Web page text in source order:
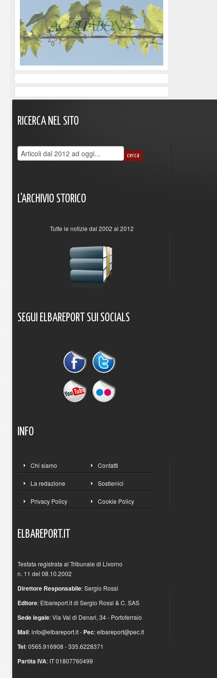
RICERCA NEL SITO
L'ARCHIVIO STORICO
Tutte le notizie dal 2002 al 2012
SEGUI ELBAREPORT SUI SOCIALS
INFO
Chi siamo Contatti
La redazione Sostienici
Privacy Policy Cookie Policy
ELBAREPORT.IT
Testata registrata al Tribunale di Livorno
n. 11 del 08.10.2002
Direttore Responsabile: Sergio Rossi
Editore: Elbareport.it di Sergio Rossi & C. SAS
Sede legale: Via Val di Denari, 34 - Portoferraio
Mail:info@elbareport.it- Pec:elbareport@pec.it
Tel: 0565.916908 - 335.6228371
Partita IVA: IT 01807760499